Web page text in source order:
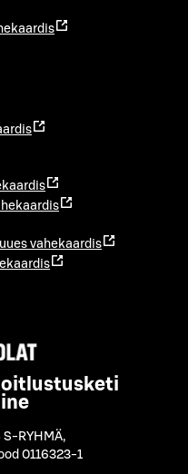
vahekaardis
S-RYHMÄ,
0116323-1